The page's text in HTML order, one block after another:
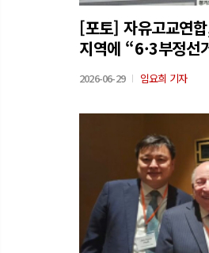
[포토] 자유고교연
지역에 “6·3부정선
일투표 수개표” 현수
2026-06-29 임요희 기자